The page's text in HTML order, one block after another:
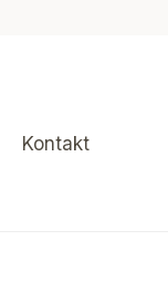
Kontakt